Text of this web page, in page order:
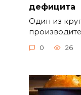
дефицита
Один из
0 26